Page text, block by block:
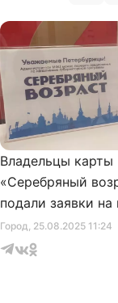
Город, 25.08.2025 11:24
Владельцы карты
«Серебряный
подали заявки на
сертификата для
музеев